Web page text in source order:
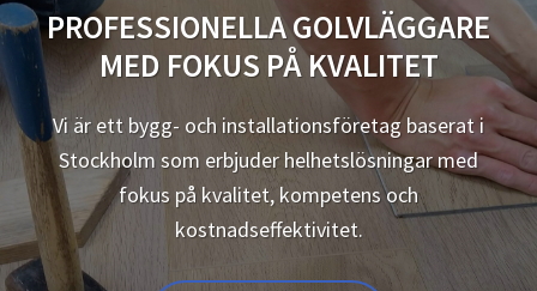
PROFESSIONELLA GOLVLÄGGARE
MED FOKUS PÅ KVALITET
Vi är ett bygg- och installationsföretag baserat i
Stockholm som erbjuder helhetslösningar med
fokus på kvalitet, kompetens och
kostnadseffektivitet.